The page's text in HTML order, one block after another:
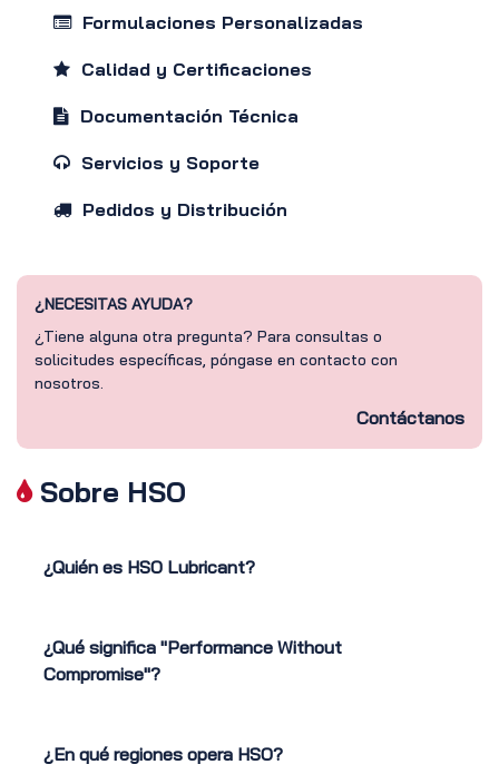
Formulaciones Personalizadas
Calidad y Certificaciones
Documentación Técnica
Servicios y Soporte
Pedidos y Distribución
¿NECESITAS AYUDA?
¿Tiene alguna otra pregunta? Para consultas o
solicitudes específicas, póngase en contacto con
nosotros.
Contáctanos
Sobre HSO
¿Quién es HSO Lubricant?
¿Qué significa "Performance Without
Compromise"?
¿En qué regiones opera HSO?